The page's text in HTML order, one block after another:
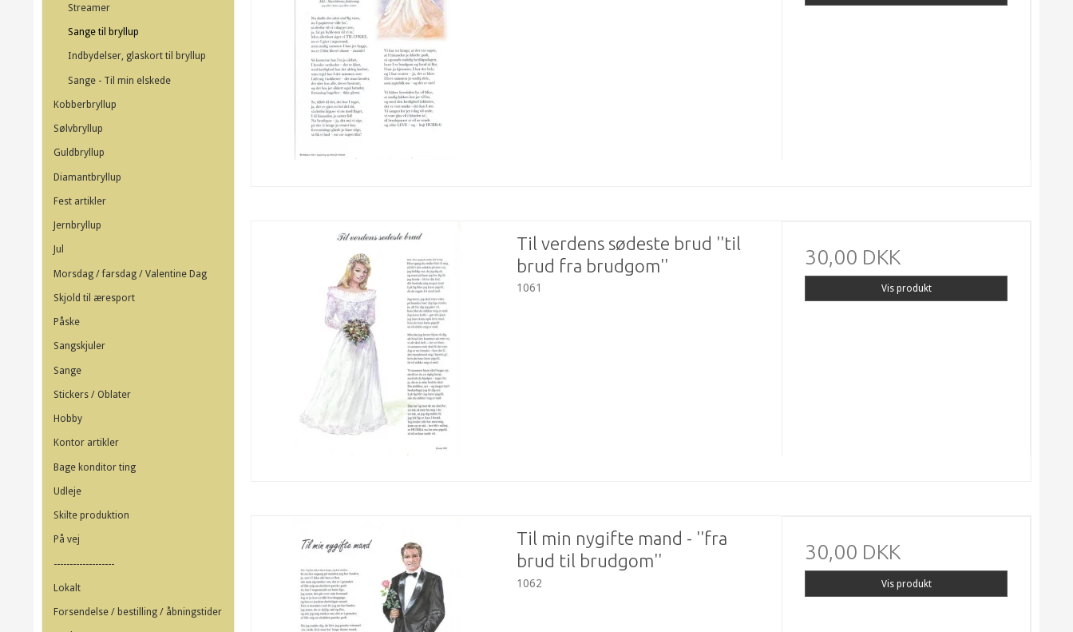
Streamer
Sange til bryllup
Indbydelser, glaskort til bryllup
Sange - Til min elskede
Kobberbryllup
Sølvbryllup
Guldbryllup
Diamantbryllup
Fest artikler
Jernbryllup
Jul
Morsdag / farsdag / Valentine Dag
Skjold til æresport
Påske
Sangskjuler
Sange
Stickers / Oblater
Hobby
Kontor artikler
Bage konditor ting
Udleje
Skilte produktion
På vej
-------------------
Lokalt
Forsendelse / bestilling / åbningstider
Til verdens sødeste brud ''til
brud fra brudgom''
1061
30,00 DKK
Vis produkt
Til min nygifte mand - ''fra
brud til brudgom''
1062
30,00 DKK
Vis produkt